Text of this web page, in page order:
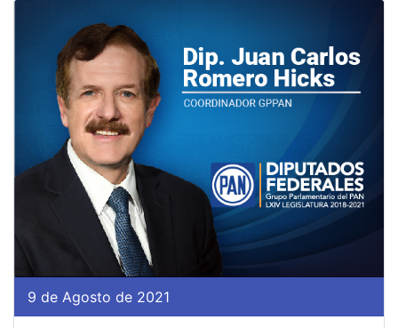
9 de Agosto de 2021